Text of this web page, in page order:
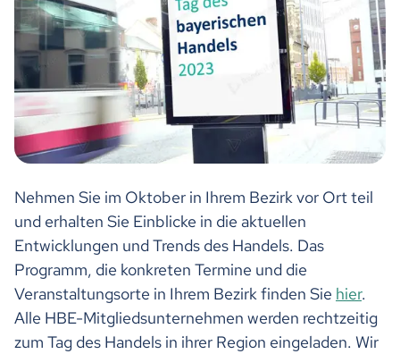
Nehmen Sie im Oktober in Ihrem Bezirk vor Ort teil
und erhalten Sie Einblicke in die aktuellen
Entwicklungen und Trends des Handels. Das
Programm, die konkreten Termine und die
Veranstaltungsorte in Ihrem Bezirk finden Sie hier.
Alle HBE-Mitgliedsunternehmen werden rechtzeitig
zum Tag des Handels in ihrer Region eingeladen. Wir